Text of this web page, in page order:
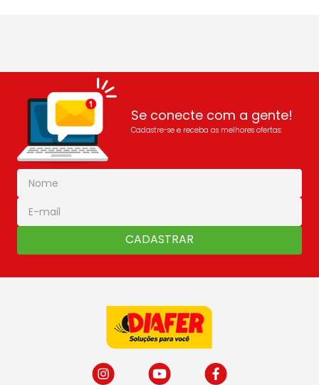
Se conecte com a gente!
Cadastre-se e receba as melhores ofertas:
CADASTRAR